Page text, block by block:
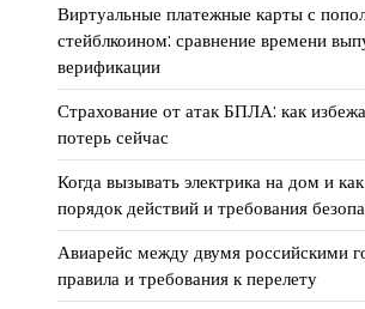
Виртуальные платежные карты с
стейблкоином: сравнение времени
верификации
Страхование от атак БПЛА: как
потерь сейчас
Когда вызывать электрика на дом и
порядок действий и требования
Авиарейс между двумя российскими
правила и требования к перелету